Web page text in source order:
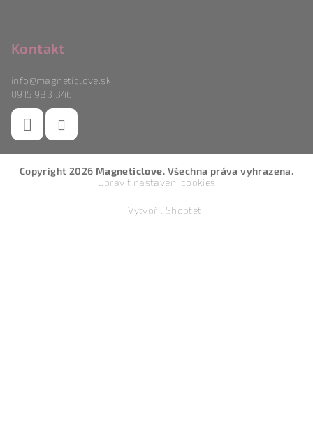
Kontakt
info@magneticlove.sk
0915 983 346
Copyright 2026 Magneticlove. Všechna práva vyhrazena.
Upravit nastavení cookies
Vytvořil Shoptet